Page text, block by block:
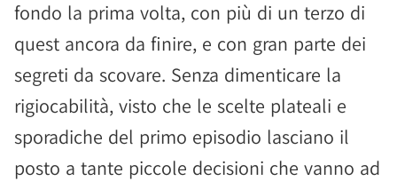
fondo la prima volta, con più di un terzo di
quest ancora da finire, e con gran parte dei
segreti da scovare. Senza dimenticare la
rigiocabilità, visto che le scelte plateali e
sporadiche del primo episodio lasciano il
posto a tante piccole decisioni che vanno ad